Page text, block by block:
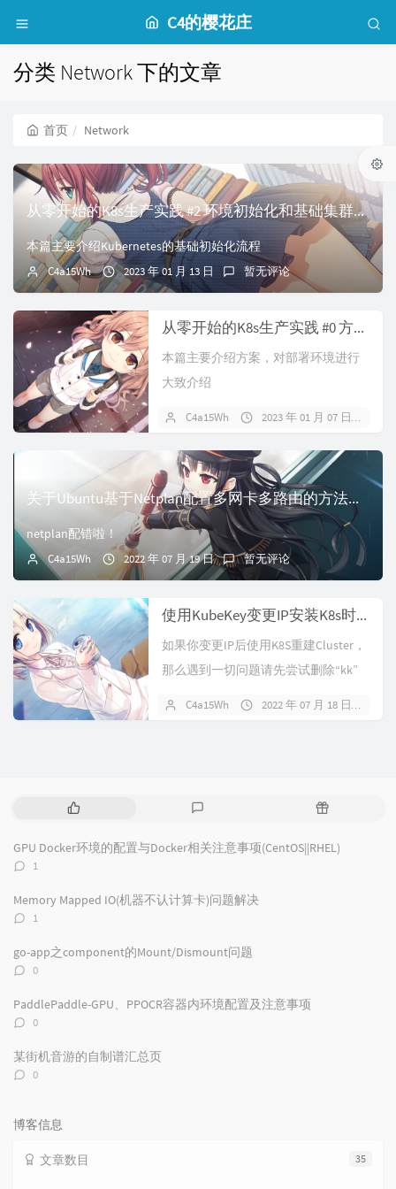
C4的樱花庄
分类 Network 下的文章
首页 Network
从零开始的K8s生产实践 #2 环境初始化和基础集群部署
本篇主要介绍Kubernetes的基础初始化流程
C4a15Wh 2023 年 01 月 13 日 暂无评论
从零开始的K8s生产实践 #0 方案设计
本篇主要介绍方案，对部署环境进行
大致介绍
C4a15Wh 2023 年 01 月 07 日
关于Ubuntu基于Netplan配置多网卡多路由的方法和存在的问题
netplan配错啦！
C4a15Wh 2022 年 07 月 19 日 暂无评论
使用KubeKey变更IP安装K8s时存在的问题
如果你变更IP后使用K8S重建Cluster，
那么遇到一切问题请先尝试删除“kk”
C4a15Wh 2022 年 07 月 18 日
热
文
章
评
论
随
文
章
GPU Docker环境的配置与Docker相关注意事项(CentOS||RHEL)
评
数：
1
Memory Mapped IO(机器不认计算卡)问题解决
评
数：
1
go-app之component的Mount/Dismount问题
评
数：
0
PaddlePaddle-GPU、PPOCR容器内环境配置及注意事项
评
数：
0
某街机音游的自制谱汇总页
评
0
博客信息
35
文章数目